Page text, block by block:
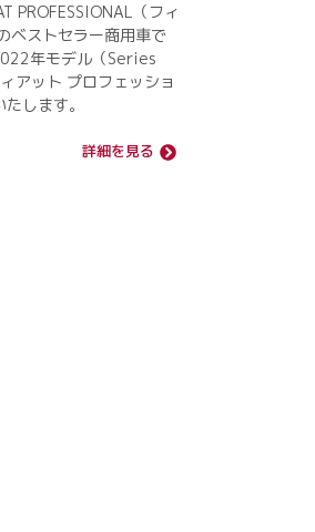
PROFESSIONAL（フィ
ベストセラー商用車で
年モデル（Series
アット プロフェッショ
します。
詳細を見る